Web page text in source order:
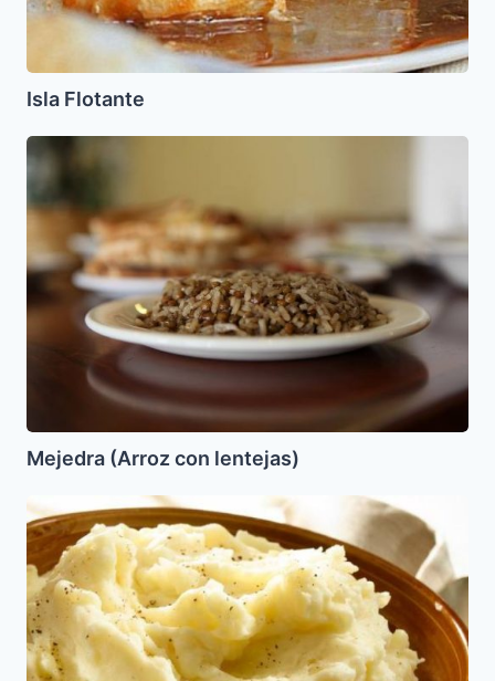
Isla Flotante
Mejedra
(Arroz
con
lentejas)
Mejedra (Arroz con lentejas)
22
Ideas
para
un
Pure
de
papas